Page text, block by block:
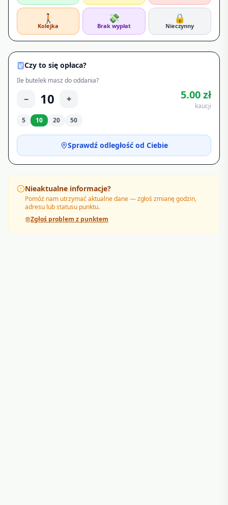
🚶
Kolejka
💸
Brak wypłat
🔒
Nieczynny
Czy to się opłaca?
Ile butelek masz do oddania?
− 10 + 5.00zł
kaucji
5
10 20 50
Sprawdź odległość od Ciebie
Nieaktualne informacje?
Pomóż nam utrzymać aktualne dane — zgłoś zmianę godzin,
adresu lub statusu punktu.
Zgłoś problem z punktem